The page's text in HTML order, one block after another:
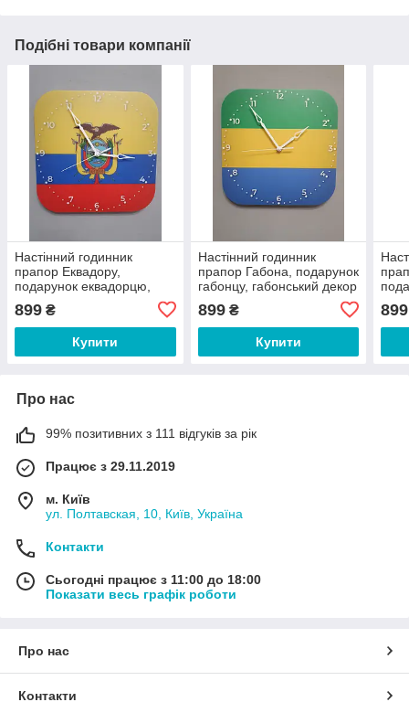
Подібні товари компанії
Настінний годинник
прапор Еквадору,
подарунок еквадорцю,
899 ₴
Купити
Настінний годинник
прапор Габона, подарунок
габонцу, габонський декор
899₴
Купити
899
Про нас
99% позитивних з 111 відгуків за рік
Працює з 29.11.2019
м. Київ
ул. Полтавская, 10, Київ, Україна
Контакти
Сьогодні працює з 11:00 до 18:00
Показати весь графік роботи
Про нас
Контакти